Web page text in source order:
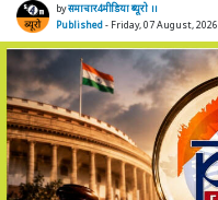
byसमाचार4मीडिया ब्यूरो ।।
Published- Friday, 07 August, 2026